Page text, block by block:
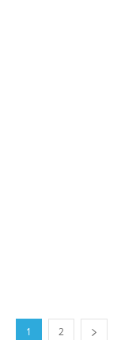
1 2